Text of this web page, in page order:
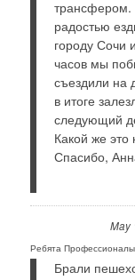
трансфером.
радостью
городу Сочи
часов мы
съездили на
в итоге
следующий
Какой же это
Спасибо,
May
Ребята
Брали